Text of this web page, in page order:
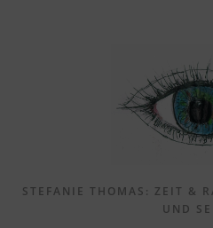
STEFANIE THOMAS: ZEIT &
UND